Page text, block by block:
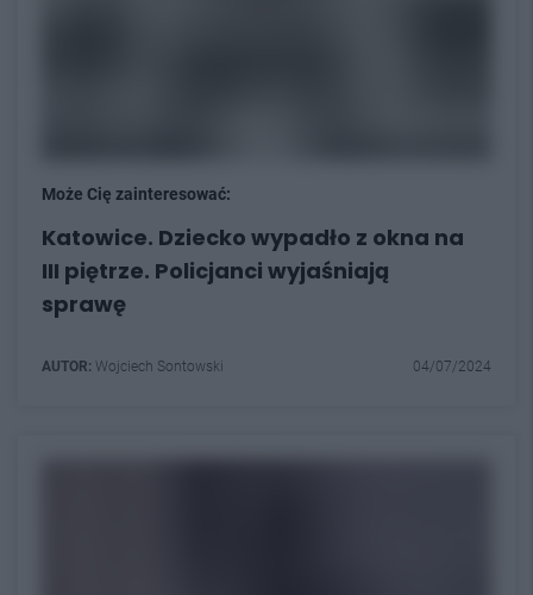
Może Cię zainteresować:
Katowice. Dziecko wypadło z okna na
III piętrze. Policjanci wyjaśniają
sprawę
AUTOR: Wojciech Sontowski 04/07/2024